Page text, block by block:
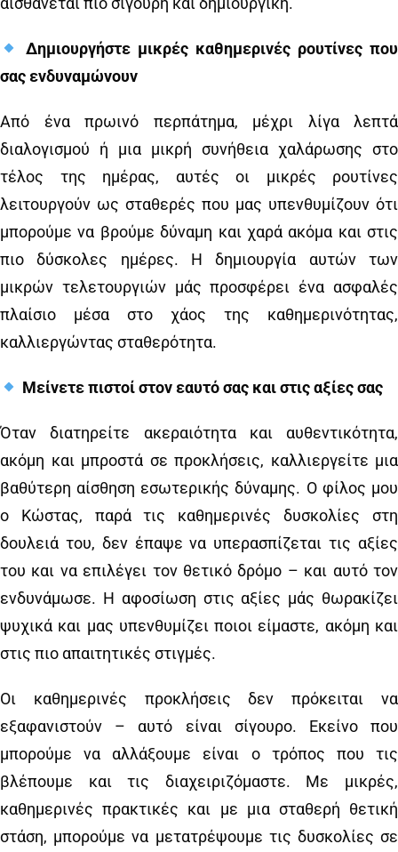
Δημιουργήστε μικρές καθημερινές ρουτίνες που
σας ενδυναμώνουν
Από ένα πρωινό περπάτημα, μέχρι λίγα λεπτά
διαλογισμού ή μια μικρή συνήθεια χαλάρωσης στο
τέλος της ημέρας, αυτές οι μικρές ρουτίνες
λειτουργούν ως σταθερές που μας υπενθυμίζουν ότι
μπορούμε να βρούμε δύναμη και χαρά ακόμα και στις
πιο δύσκολες ημέρες. Η δημιουργία αυτών των
μικρών τελετουργιών μάς προσφέρει ένα ασφαλές
πλαίσιο μέσα στο χάος της καθημερινότητας,
καλλιεργώντας σταθερότητα.
Μείνετε πιστοί στον εαυτό σας και στις αξίες σας
Όταν διατηρείτε ακεραιότητα και αυθεντικότητα,
ακόμη και μπροστά σε προκλήσεις, καλλιεργείτε μια
βαθύτερη αίσθηση εσωτερικής δύναμης. Ο φίλος μου
ο Κώστας, παρά τις καθημερινές δυσκολίες στη
δουλειά του, δεν έπαψε να υπερασπίζεται τις αξίες
του και να επιλέγει τον θετικό δρόμο – και αυτό τον
ενδυνάμωσε. Η αφοσίωση στις αξίες μάς θωρακίζει
ψυχικά και μας υπενθυμίζει ποιοι είμαστε, ακόμη και
στις πιο απαιτητικές στιγμές.
Οι καθημερινές προκλήσεις δεν πρόκειται να
εξαφανιστούν – αυτό είναι σίγουρο. Εκείνο που
μπορούμε να αλλάξουμε είναι ο τρόπος που τις
βλέπουμε και τις διαχειριζόμαστε. Με μικρές,
καθημερινές πρακτικές και με μια σταθερή θετική
στάση, μπορούμε να μετατρέψουμε τις δυσκολίες σε